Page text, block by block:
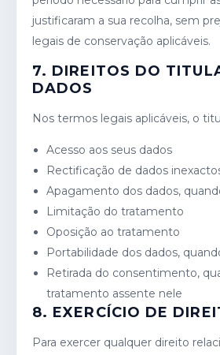
justificaram a sua recolha, sem
legais de conservação aplicáveis.
7. DIREITOS DO
DADOS
Nos termos legais aplicáveis, o
Acesso aos seus dados
Rectificação de dados
Apagamento dos dados,
Limitação do tratamento
Oposição ao tratamento
Portabilidade dos dados,
Retirada do consentimento,
tratamento assente nele
8. EXERCÍCIO DE
Para exercer qualquer direito